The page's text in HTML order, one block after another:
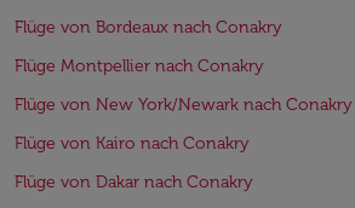
Flüge von Bordeaux nach Conakry
Flüge Montpellier nach Conakry
Flüge von New York/Newark nach Conakry
Flüge von Kairo nach Conakry
Flüge von Dakar nach Conakry